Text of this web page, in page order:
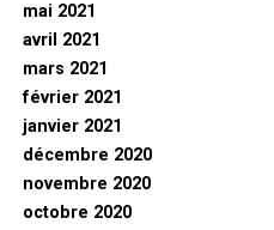
mai 2021
avril 2021
mars 2021
février 2021
janvier 2021
décembre 2020
novembre 2020
octobre 2020